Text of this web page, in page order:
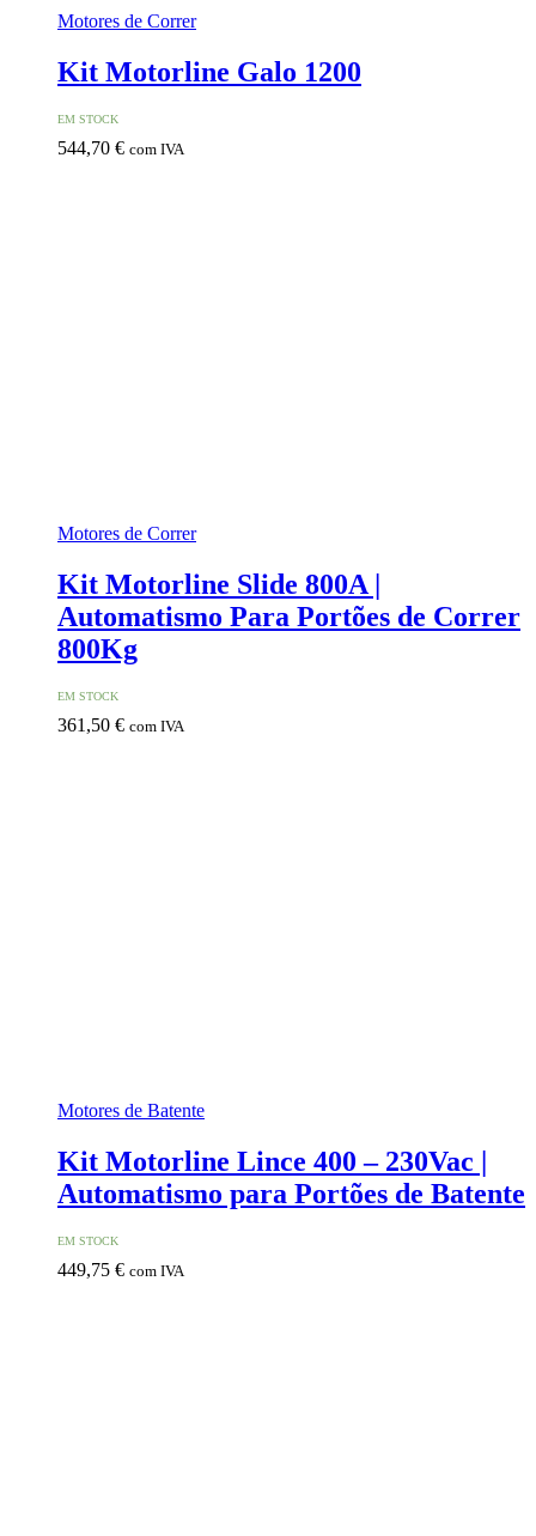
Motores de Correr
Kit Motorline Galo 1200
EM STOCK
544,70 € com IVA
Motores de Correr
Kit Motorline Slide 800A |
Automatismo Para Portões de Correr
800Kg
EM STOCK
361,50 € com IVA
Motores de Batente
Kit Motorline Lince 400 – 230Vac |
Automatismo para Portões de Batente
EM STOCK
449,75 € com IVA